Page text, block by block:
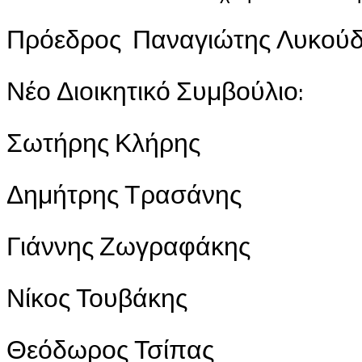
Πρόεδρος Παναγιώτης
Νέο Διοικητικό Συμβούλιο:
Σωτήρης Κλήρης
Δημήτρης Τρασάνης
Γιάννης Ζωγραφάκης
Νίκος Τουβάκης
Θεόδωρος Τσίπας